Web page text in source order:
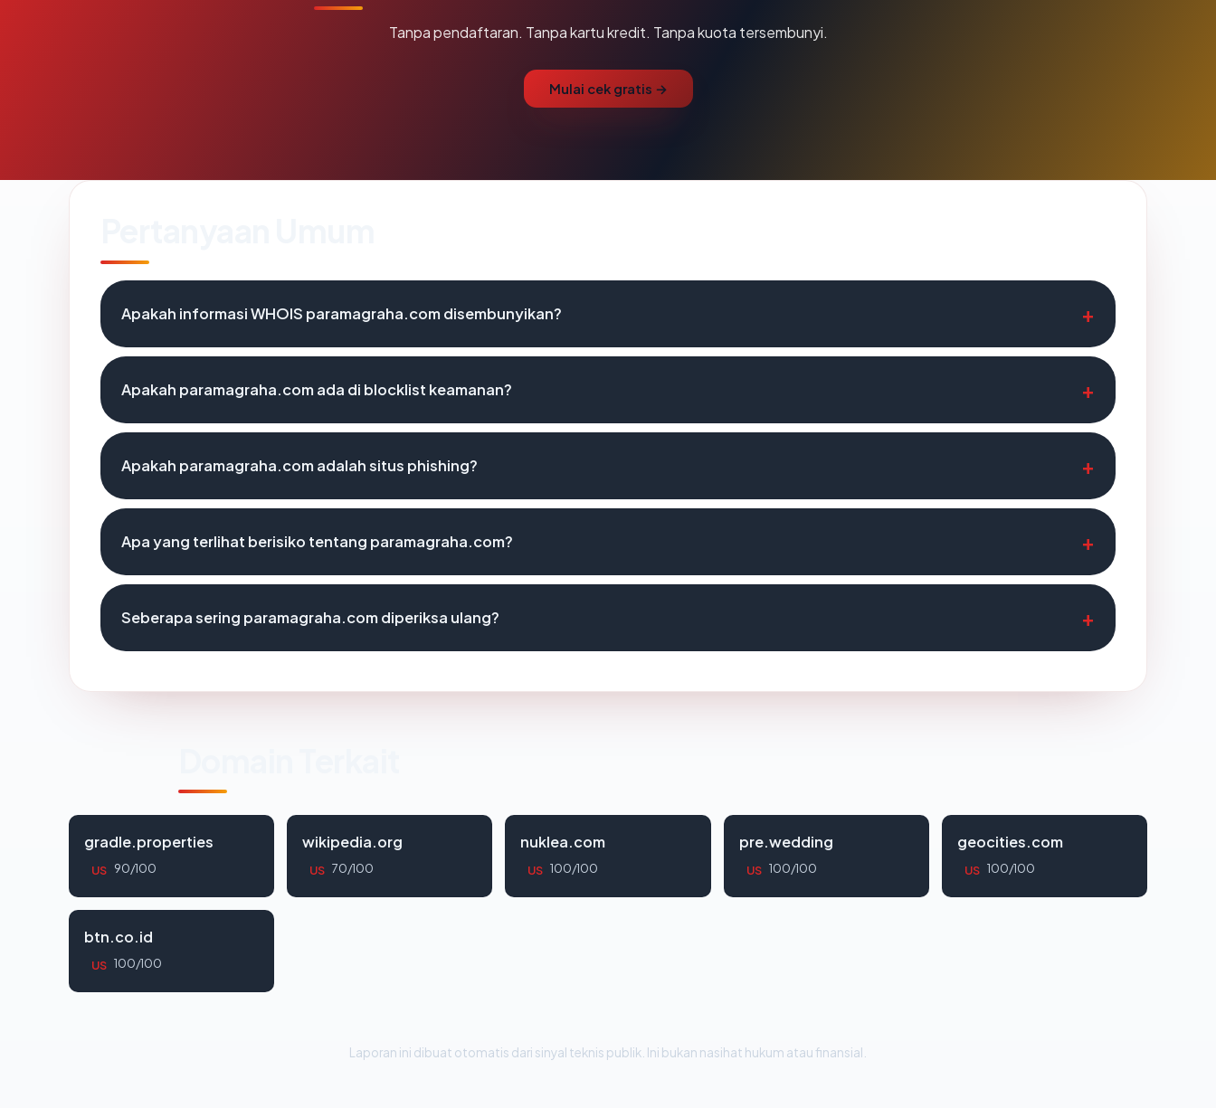
Tanpa pendaftaran. Tanpa kartu kredit. Tanpa kuota tersembunyi.
Mulai cek gratis →
Apakah informasi WHOIS paramagraha.com disembunyikan?
Apakah paramagraha.com ada di blocklist keamanan?
Apakah paramagraha.com adalah situs phishing?
Apa yang terlihat berisiko tentang paramagraha.com?
Seberapa sering paramagraha.com diperiksa ulang?
gradle.properties
US 90/100
wikipedia.org
US 70/100
nuklea.com
US 100/100
pre.wedding
US 100/100
geocities.com
US 100/100
btn.co.id
US 100/100
Laporan ini dibuat otomatis dari sinyal teknis publik. Ini bukan nasihat hukum atau finansial.